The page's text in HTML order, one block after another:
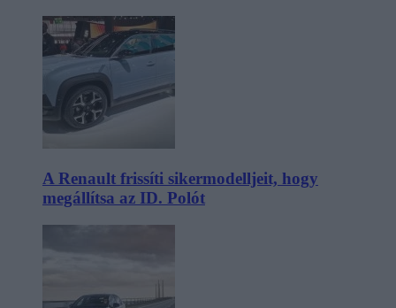
A Renault frissíti sikermodelljeit, hogy
megállítsa az ID. Polót